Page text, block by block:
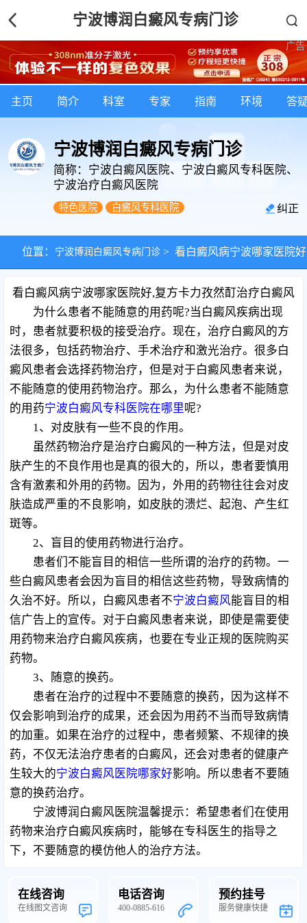
宁波博润白癜风专病门诊
主页 简介 科室 专家 指南 环境 答
宁波博润白癜风专病门诊
简称：宁波白癜风医院、宁波白癜风专科医院、
宁波治疗白癜风医院
特色医院 白癜风专科医院 纠正
位置： 宁波博润白癜风专病门诊 > 看白癜风病宁波哪家医院
看白癜风病宁波哪家医院好,复方卡力孜然酊治疗白癜风
为什么患者不能随意的用药呢?当白癜风疾病出现
时，患者就要积极的接受治疗。现在，治疗白癜风的方
法很多，包括药物治疗、手术治疗和激光治疗。很多白
癜风患者会选择药物治疗，但是对于白癜风患者来说，
不能随意的使用药物治疗。那么，为什么患者不能随意
的用药宁波白癜风专科医院在哪里呢?
1、对皮肤有一些不良的作用。
虽然药物治疗是治疗白癜风的一种方法，但是对皮
肤产生的不良作用也是真的很大的，所以，患者要慎用
含有激素和外用的药物。因为，外用的药物往往会对皮
肤造成严重的不良影响，如皮肤的溃烂、起泡、产生红
斑等。
2、盲目的使用药物进行治疗。
患者们不能盲目的相信一些所谓的治疗的药物。一
些白癜风患者会因为盲目的相信这些药物，导致病情的
久治不好。所以，白癜风患者不宁波白癜风能盲目的相
信广告上的宣传。对于白癜风患者来说，即使是需要使
用药物来治疗白癜风疾病，也要在专业正规的医院购买
药物。
3、随意的换药。
患者在治疗的过程中不要随意的换药，因为这样不
仅会影响到治疗的成果，还会因为用药不当而导致病情
的加重。如果在治疗的过程中，患者频繁、不规律的换
药，不仅无法治疗患者的白癜风，还会对患者的健康产
生较大的宁波白癜风医院哪家好影响。所以患者不要随
意的换药治疗。
宁波博润白癜风医院温馨提示：希望患者们在使用
药物来治疗白癜风疾病时，能够在专科医生的指导之
下，不要随意的模仿他人的治疗方法。
在线咨询
在线图文咨询
电话咨询
400-0885-616
预约挂号
服务健康快捷